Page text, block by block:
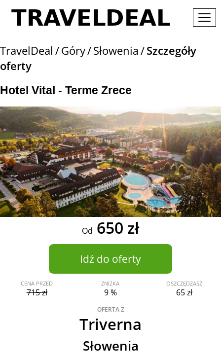
TravelDeal Góry Słowenia Szczegóły
oferty
Hotel Vital - Terme Zrece
Od 650 zł
Idź do oferty
CENA PRZED
715 zł
ZNIŻKA
9 %
OSZCZĘDZASZ
65 zł
OFERTA Z
Triverna
Słowenia